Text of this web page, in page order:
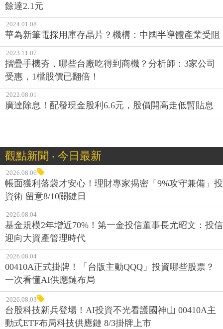
餘達2.1元
2024.01.08
華為新筆電採用庫存晶片？機構：中國半導體產業受阻
2023.11.07
摺疊手機夯，哪些台廠吃得到商機？分析師：3家公司
受惠，1檔股價已翻倍！
2022.08.01
廣達除息！配發現金股利6.6元，股價開高走低暫貼息
觀點新聞 ‧ 今日最新
2026.08.06
帳面獲利落袋才安心！理財專家揭密「9%攻守兼備」投
資術 留意8/10關鍵日
2026.08.04
基金規模2年增近70%！第一金投信董事長尤昭文：投信
迎向大資產管理時代
2026.08.04
00410A正式掛牌！「台版主動QQQ」投資哪些股票？
一次看懂AI供應鏈布局
2026.08.03
台股科技新兵登場！AI投資不光看護國神山 00410A主
動式ETF布局科技供應鏈 8/3掛牌上市